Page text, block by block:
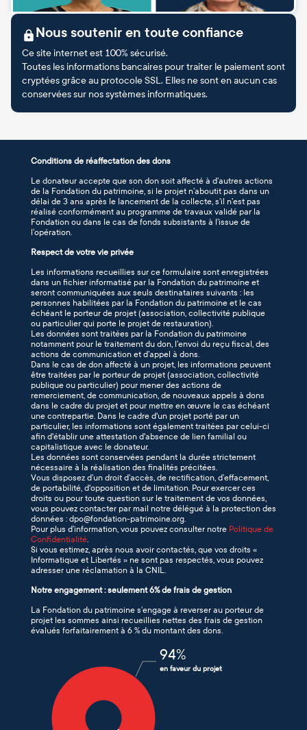
Nous soutenir en toute confiance
Ce site internet est 100% sécurisé.
Toutes les informations bancaires pour traiter le paiement sont
cryptées grâce au protocole SSL. Elles ne sont en aucun cas
conservées sur nos systèmes informatiques.
Conditions de réaffectation des dons
Le donateur accepte que son don soit affecté à d’autres actions
de la Fondation du patrimoine, si le projet n’aboutit pas dans un
délai de 3 ans après le lancement de la collecte, s’il n’est pas
réalisé conformément au programme de travaux validé par la
Fondation ou dans le cas de fonds subsistants à l’issue de
l’opération.
Respect de votre vie privée
Les informations recueillies sur ce formulaire sont enregistrées
dans un fichier informatisé par la Fondation du patrimoine et
seront communiquées aux seuls destinataires suivants : les
personnes habilitées par la Fondation du patrimoine et le cas
échéant le porteur de projet (association, collectivité publique
ou particulier qui porte le projet de restauration).
Les données sont traitées par la Fondation du patrimoine
notamment pour le traitement du don, l’envoi du reçu fiscal, des
actions de communication et d’appel à dons.
Dans le cas de don affecté à un projet, les informations peuvent
être traitées par le porteur de projet (association, collectivité
publique ou particulier) pour mener des actions de
remerciement, de communication, de nouveaux appels à dons
dans le cadre du projet et pour mettre en œuvre le cas échéant
une contrepartie. Dans le cadre d'un projet porté par un
particulier, les informations sont également traitées par celui-ci
afin d'établir une attestation d'absence de lien familial ou
capitalistique avec le donateur.
Les données sont conservées pendant la durée strictement
nécessaire à la réalisation des finalités précitées.
Vous disposez d’un droit d’accès, de rectification, d’effacement,
de portabilité, d'opposition et de limitation. Pour exercer ces
droits ou pour toute question sur le traitement de vos données,
vous pouvez contacter par mail notre délégué à la protection des
données : dpo@fondation-patrimoine.org.
Pour plus d’information, vous pouvez consulter notre Politique de
Confidentialité
Si vous estimez, après nous avoir contactés, que vos droits «
Informatique et Libertés » ne sont pas respectés, vous pouvez
adresser une réclamation à la CNIL.
Notre engagement : seulement 6% de frais de gestion
La Fondation du patrimoine s’engage à reverser au porteur de
projet les sommes ainsi recueillies nettes des frais de gestion
évalués forfaitairement à 6 % du montant des dons.
94%
en faveur du projet